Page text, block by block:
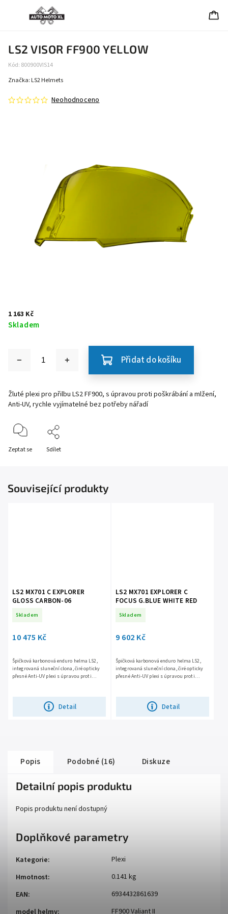
LS2 VISOR FF900 YELLOW
Kód: 800900VIS14
Neohodnoceno
Značka: LS2 Helmets
1 163 Kč
Skladem
Přidat do košíku
Žluté plexi pro přilbu LS2 FF900, s úpravou proti poškrábání a mlžení,
Anti-UV, rychle vyjímatelné bez potřeby nářadí
Zeptat se Sdílet
Související produkty
LS2 MX701 C EXPLORER
GLOSS CARBON-06
Skladem
10 475 Kč
Detail
Špičková karbonová enduro helma LS2,
integrovaná sluneční clona, čiré opticky
přesné Anti-UV plexi s úpravou proti
LS2 MX701 EXPLORER C
FOCUS G.BLUE WHITE RED
Skladem
9 602 Kč
Detail
Špičková karbonová enduro helma LS2,
integrovaná sluneční clona, čiré opticky
přesné Anti-UV plexi s úpravou proti
Popis Podobné (16) Diskuze
Detailní popis produktu
Popis produktu není dostupný
Doplňkové parametry
Kategorie:
Plexi
Hmotnost:
0.141 kg
EAN:
6934432861639
FF900 Valiant II